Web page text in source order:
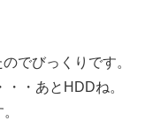
でびっくりです。
・あとHDDね。